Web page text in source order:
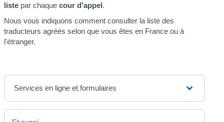
liste par chaquecour d'appel.
Nous vous indiquons comment consulter la liste des
traducteurs agréés selon que vous êtes en France ou à
l'étranger.
Services en ligne et formulaires